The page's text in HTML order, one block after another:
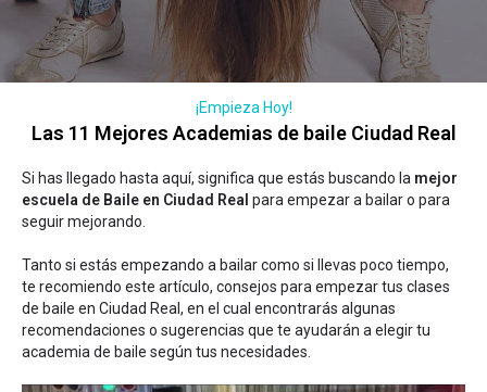
¡Empieza Hoy!
Las 11 Mejores Academias de baile Ciudad Real
Si has llegado hasta aquí, significa que estás buscando la mejor
escuela de Baile en Ciudad Real para empezar a bailar o para
seguir mejorando.
Tanto si estás empezando a bailar como si llevas poco tiempo,
te recomiendo este artículo, consejos para empezar tus clases
de baile en Ciudad Real , en el cual encontrarás algunas
recomendaciones o sugerencias que te ayudarán a elegir tu
academia de baile según tus necesidades.